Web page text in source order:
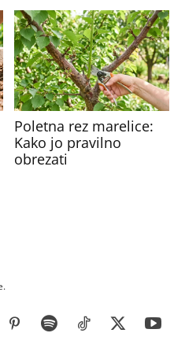
Poletna rez marelice:
Kako jo pravilno
obrezati